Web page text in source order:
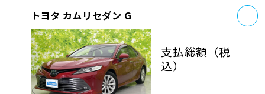
トヨタ カムリセダン G
支払総額 （税
込）